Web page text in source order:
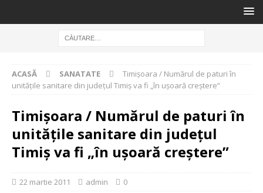
ACASĂ SANATATE
Timişoara / Numărul de paturi în
unităţile sanitare din judeţul Timiş va fi „în uşoară creştere”
Timişoara / Numărul de paturi în
unităţile sanitare din judeţul
Timiş va fi „în uşoară creştere”
22 martie 2011 admin 0